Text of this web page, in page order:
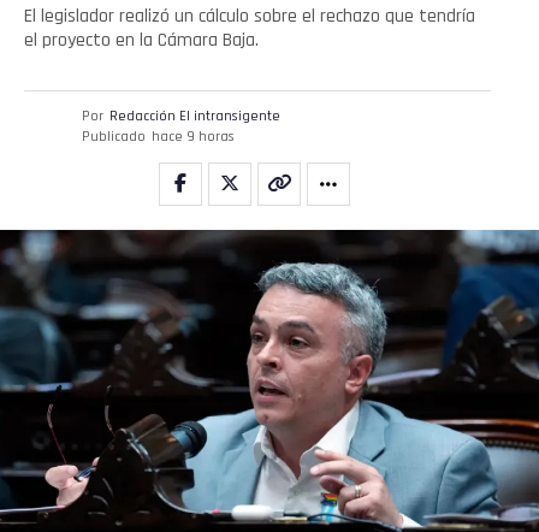
El legislador realizó un cálculo sobre el rechazo que tendría
el proyecto en la Cámara Baja.
Por Redacción El intransigente
Publicado hace 9 horas